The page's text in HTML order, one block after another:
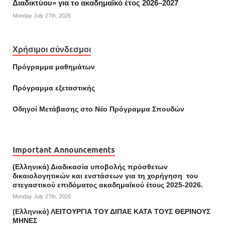
Διαδικτύου» για το ακαδημαϊκό έτος 2026–2027
Monday July 27th, 2026
Χρήσιμοι σύνδεσμοι
Πρόγραμμα μαθημάτων
Πρόγραμμα εξεταστικής
Οδηγοί Mετάβασης στο Νέο Πρόγραμμα Σπουδών
Important Announcements
(Ελληνικά) Διαδικασία υποβολής πρόσθετων
δικαιολογητικών και ενστάσεων για τη χορήγηση του
στεγαστικού επιδόματος ακαδημαϊκού έτους 2025-2026.
Monday July 27th, 2026
(Ελληνικά) ΛΕΙΤΟΥΡΓΙΑ ΤΟΥ ΔΙΠΑΕ ΚΑΤΑ ΤΟΥΣ ΘΕΡΙΝΟΥΣ
ΜΗΝΕΣ